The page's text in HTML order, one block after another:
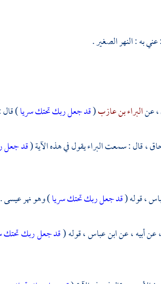
به : النهر الصغير .
عنالبراء بن عازب(قد جعل ربك تحتك سريا)
،قال : سمعتالبراءيقول في هذه الآية (قد جعل
،قوله (قد جعل ربك تحتك سريا) وهو نهر عيسى .
عن أبيه ، عنابن عباس ،قوله (قد جعل ربك تحتك